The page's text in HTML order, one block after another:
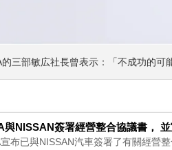
三部敏広社長曾表示：「不成功的可
與NISSAN簽署經營整合協議書，
宣布已與NISSAN汽車簽署了有關經營